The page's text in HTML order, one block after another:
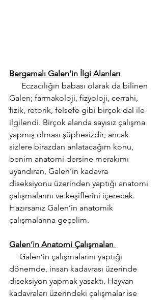
Bergamalı Galen’in İlgi Alanları
Eczacılığın babası olarak da bilinen
Galen; farmakoloji, fizyoloji, cerrahi,
fizik, retorik, felsefe gibi birçok dal ile
ilgilendi. Birçok alanda sayısız çalışma
yapmış olması şüphesizdir; ancak
sizlere birazdan anlatacağım konu,
benim anatomi dersine merakımı
uyandıran, Galen’in kadavra
diseksiyonu üzerinden yaptığı anatomi
çalışmalarını ve keşiflerini içerecek.
Hazırsanız Galen’in anatomik
çalışmalarına geçelim.
Galen’in Anatomi Çalışmaları
Galen’in çalışmalarını yaptığı
dönemde, insan kadavrası üzerinde
diseksiyon yapmak yasaktı. Hayvan
kadavraları üzerindeki çalışmalar ise